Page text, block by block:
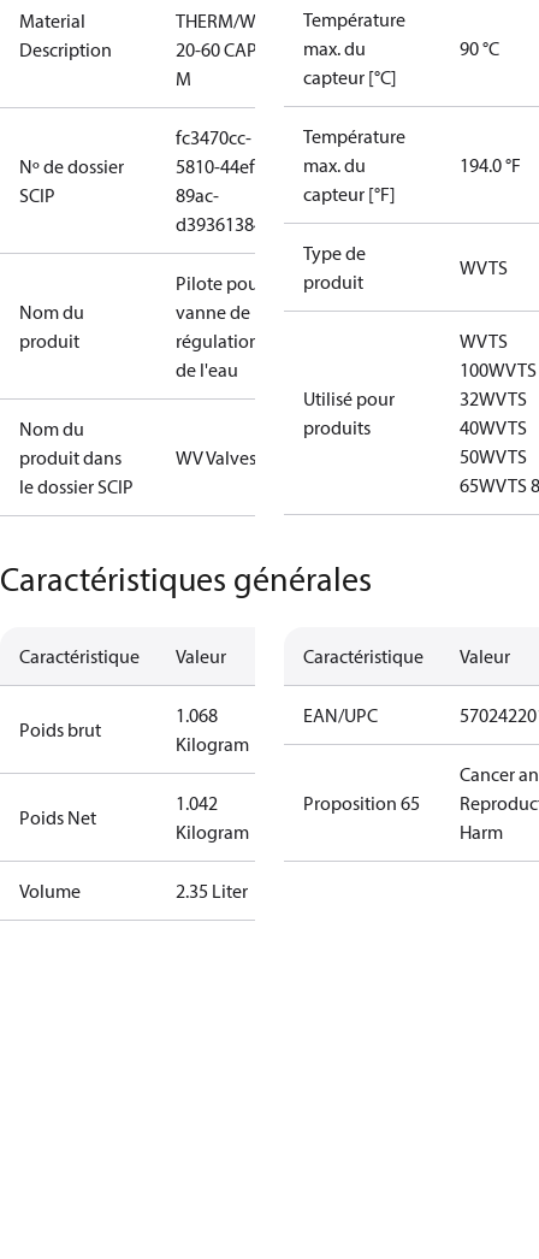
Material
Description
THERM/WVTS
20-60 CAP 2
M
Nº de dossier
SCIP
fc3470cc-
5810-44ef-
89ac-
d393613841da
Nom du
produit
Pilote pour
vanne de
régulation
de l'eau
Nom du
produit dans
le dossier SCIP
WV Valves
Température
max. du
capteur [°C]
90 °C
Température
max. du
capteur [°F]
194.0 °F
Type de
produit
WVTS
Utilisé pour
produits
WVTS
100WVTS
32WVTS
40WVTS
50WVTS
65WVTS
Caractéristiques générales
Caractéristique Valeur
Poids brut
1.068
Kilogram
Poids Net
1.042
Kilogram
Volume 2.35 Liter
Caractéristique Valeur
EAN/UPC
Proposition 65
Cancer
Harm